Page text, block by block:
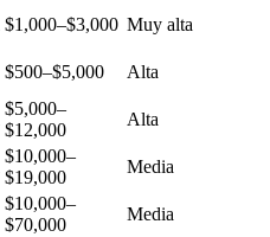
$1,000–$3,000 Muy alta
$500–$5,000
Alta
$5,000–
$12,000
Alta
$10,000–
$19,000
Media
$10,000–
$70,000
Media